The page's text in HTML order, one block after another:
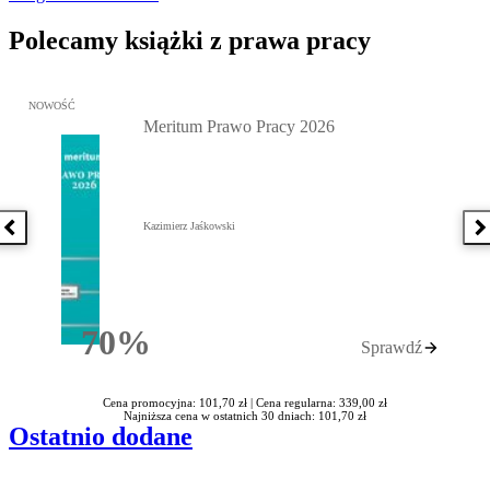
Polecamy książki z prawa pracy
Poprzednia książka
Przejdź do: Meritum Prawo Pracy 2026, Kazimierz Jaśkowski -
NOWOŚĆ
70%Rabatu
Meritum Prawo Pracy 2026
Kazimierz Jaśkowski
Sprawdź
Cena promocyjna: 101,70 zł | Cena regularna: 339,00 zł
Najniższa cena w ostatnich 30 dniach: 101,70 zł
Ostatnio dodane